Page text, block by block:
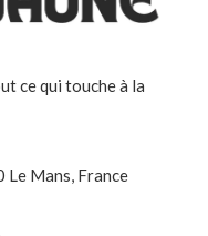
ce qui touche à la
Le Mans, France